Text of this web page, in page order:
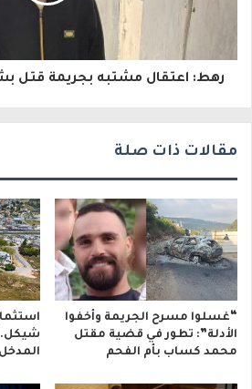
رهط: اعتقال مشتبه بجريمة قتل
مقالات ذات صلة
“غسلوا مسرح الجريمة وأخفوا
الأدلة”: تطور في قضية مقتل
محمد كساب بأم الفحم
شيكل..